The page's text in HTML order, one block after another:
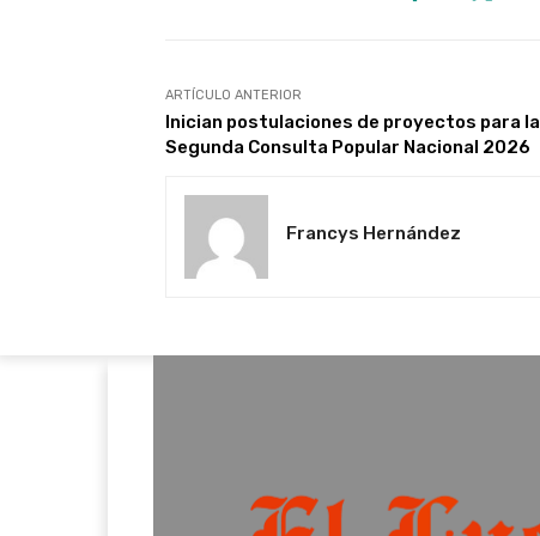
ARTÍCULO ANTERIOR
Inician postulaciones de proyectos para la
Segunda Consulta Popular Nacional 2026
Francys Hernández